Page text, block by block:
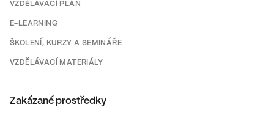
VZDĚLÁVACÍ PLÁN
E-LEARNING
ŠKOLENÍ, KURZY A SEMINÁŘE
VZDĚLÁVACÍ MATERIÁLY
Zakázané prostředky